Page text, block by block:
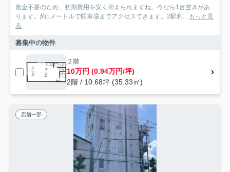
敷金不要のため、初期費用を安く抑えられますね。今なら1台空きがあ
ります。約1メートルで駐車場までアクセスできます。2駅利... もっと見
る
募集中の物件
２階
10万円 (0.94万円/坪)
2階 / 10.68坪 (35.33㎡)
店舗一部